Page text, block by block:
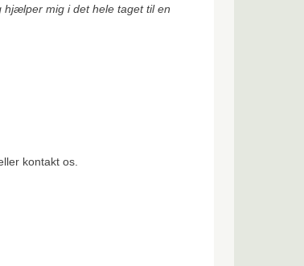
hjælper mig i det hele taget til en
kontakt os.